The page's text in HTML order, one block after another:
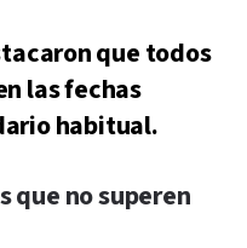
que todos
las fechas
habitual.
que no superen